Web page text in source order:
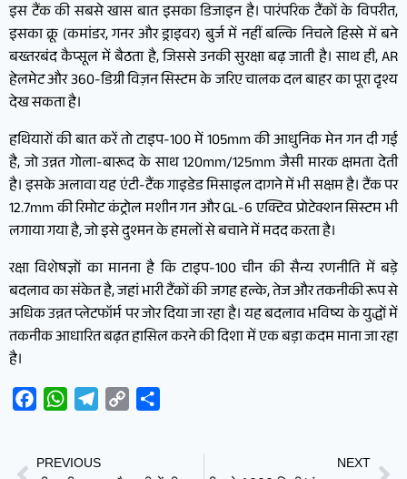
इस टैंक की सबसे खास बात इसका डिजाइन है। पारंपरिक टैंकों के विपरीत,
इसका क्रू (कमांडर, गनर और ड्राइवर) बुर्ज में नहीं बल्कि निचले हिस्से में बने
बख्तरबंद कैप्सूल में बैठता है, जिससे उनकी सुरक्षा बढ़ जाती है। साथ ही, AR
हेलमेट और 360-डिग्री विज़न सिस्टम के जरिए चालक दल बाहर का पूरा दृश्य
देख सकता है।
हथियारों की बात करें तो टाइप-100 में 105mm की आधुनिक मेन गन दी गई
है, जो उन्नत गोला-बारूद के साथ 120mm/125mm जैसी मारक क्षमता देती
है। इसके अलावा यह एंटी-टैंक गाइडेड मिसाइल दागने में भी सक्षम है। टैंक पर
12.7mm की रिमोट कंट्रोल मशीन गन और GL-6 एक्टिव प्रोटेक्शन सिस्टम भी
लगाया गया है, जो इसे दुश्मन के हमलों से बचाने में मदद करता है।
रक्षा विशेषज्ञों का मानना है कि टाइप-100 चीन की सैन्य रणनीति में बड़े
बदलाव का संकेत है, जहां भारी टैंकों की जगह हल्के, तेज और तकनीकी रूप से
अधिक उन्नत प्लेटफॉर्म पर जोर दिया जा रहा है। यह बदलाव भविष्य के युद्धों में
तकनीक आधारित बढ़त हासिल करने की दिशा में एक बड़ा कदम माना जा रहा
है।
FacebookWhatsAppTelegram
Copy
PREVIOUS NEXT